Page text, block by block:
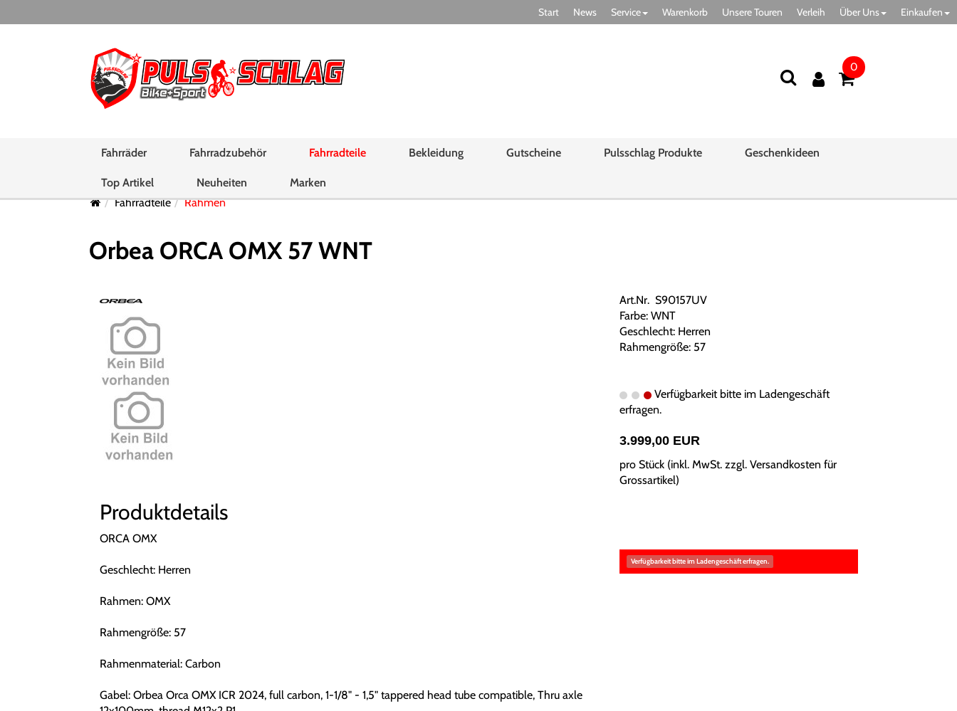
Start News Service Warenkorb Unsere Touren Verleih Über Uns Einkaufen
0
Fahrräder Fahrradzubehör Fahrradteile Bekleidung Gutscheine Pulsschlag Produkte Geschenkideen
Top Artikel Neuheiten
Marken
Fahrradteile
Rahmen
Orbea ORCA OMX 57 WNT
Produktdetails
ORCA OMX
Geschlecht: Herren
Rahmen: OMX
Rahmengröße: 57
Rahmenmaterial: Carbon
Gabel: Orbea Orca OMX ICR 2024, full carbon, 1-1/8" - 1,5" tappered head tube compatible, Thru axle
Art.Nr. S90157UV
Farbe: WNT
Geschlecht: Herren
Rahmengröße: 57
Verfügbarkeit bitte im Ladengeschäft
erfragen.
3.999,00 EUR
pro Stück (inkl. MwSt. zzgl. Versandkosten für
Grossartikel)
Verfügbarkeit bitte im Ladengeschäft erfragen.